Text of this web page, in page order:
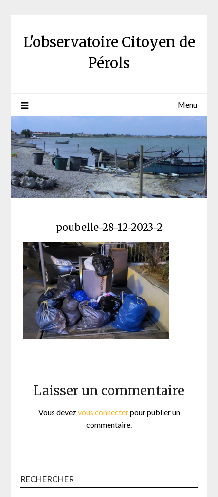
L'observatoire Citoyen de
Pérols
Menu
poubelle-28-12-2023-2
Laisser un commentaire
Vous devezvous connecterpour publier un
commentaire.
RECHERCHER